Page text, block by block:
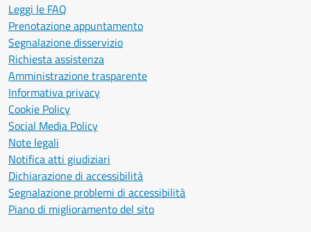
Leggi le FAQ
Prenotazione appuntamento
Segnalazione disservizio
Richiesta assistenza
Amministrazione trasparente
Informativa privacy
Cookie Policy
Social Media Policy
Note legali
Notifica atti giudiziari
Dichiarazione di accessibilità
Segnalazione problemi di accessibilità
Piano di miglioramento del sito